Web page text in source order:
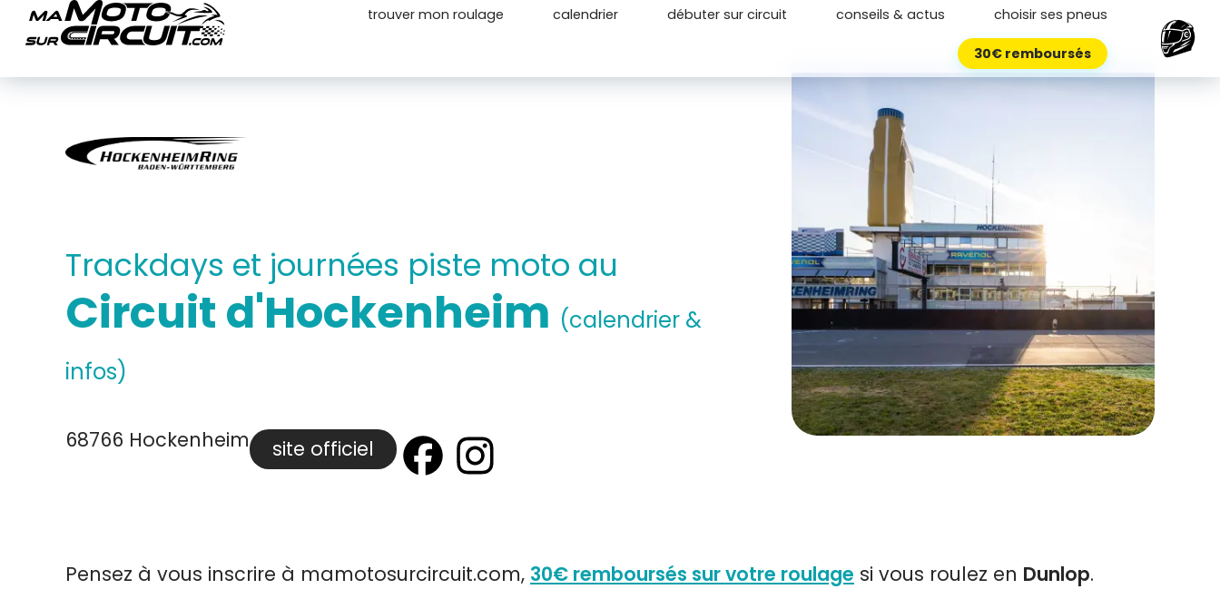
trouver mon roulage calendrier débuter sur circuit conseils & actus choisir ses pneus
30€ remboursés
Trackdays et journées piste moto au
Circuit d'Hockenheim (calendrier &
infos)
68766 Hockenheim site officiel
Pensez à vous inscrire à mamotosurcircuit.com, 30€ remboursés sur votre roulage si vous roulez en Dunlop.